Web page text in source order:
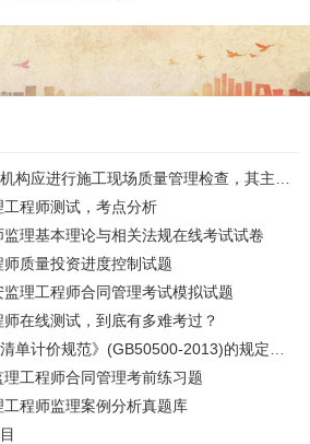
进行施工现场质量管理检查，其主要内容包括()。
程师测试，考点分析
理基本理论与相关法规在线考试试卷
质量投资进度控制试题
理工程师合同管理考试模拟试题
在线测试，到底有多难考过？
范》(GB50500-2013)的规定，工程量清单应由()编制。
工程师合同管理考前练习题
程师监理案例分析真题库